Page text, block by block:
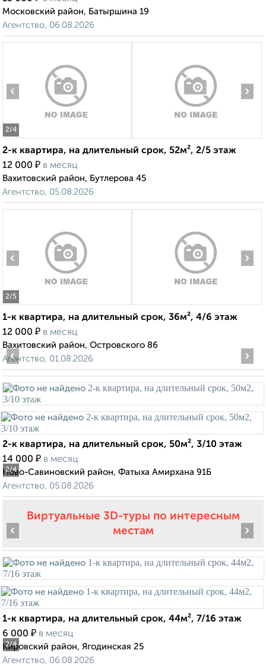
Московский район, Батыршина 19
Агентство, 06.08.2026
2/4
‹ ›
2-к квартира, на длительный срок, 52м², 2/5 этаж
12 000 ₽ в месяц
Вахитовский район, Бутлерова 45
Агентство, 05.08.2026
2/5
‹ ›
1-к квартира, на длительный срок, 36м², 4/6 этаж
12 000 ₽ в месяц
Вахитовский район, Островского 86
Агентство, 01.08.2026
2/4
‹ ›
2-к квартира, на длительный срок, 50м², 3/10 этаж
14 000 ₽ в месяц
Ново-Савиновский район, Фатыха Амирхана 91Б
Агентство, 05.08.2026
Виртуальные 3D-туры по интересным
местам
2/4
‹ ›
1-к квартира, на длительный срок, 44м², 7/16 этаж
6 000 ₽ в месяц
Кировский район, Ягодинская 25
Агентство, 06.08.2026